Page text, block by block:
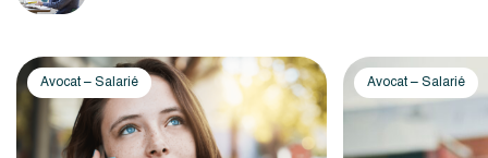
Avocat – Salarié Avocat – Salarié